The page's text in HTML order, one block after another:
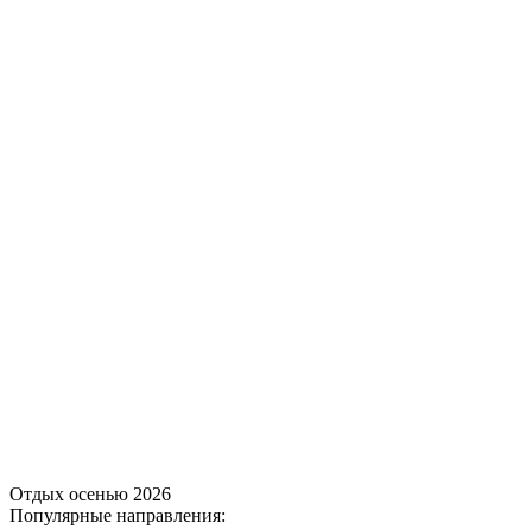
Отдых осенью 2026
Популярные направления: